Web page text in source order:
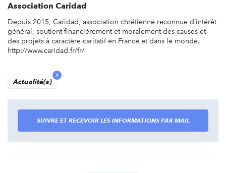
Association Caridad
Depuis 2015, Caridad, association chrétienne reconnue d’intérêt
général, soutient financièrement et moralement des causes et
des projets à caractère caritatif en France et dans le monde.
http://www.caridad.fr/fr/
Actualité(s)
1
SUIVRE ET RECEVOIR LES INFORMATIONS PAR MAIL